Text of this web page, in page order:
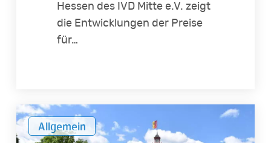
Hessen des IVD Mitte e.V. zeigt
die Entwicklungen der Preise
für…
Sommerfest
des
Allgemein